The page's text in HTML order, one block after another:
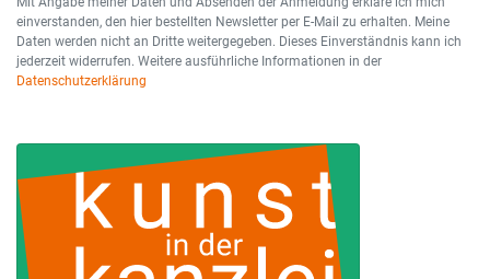
einverstanden, den hier bestellten Newsletter per E-Mail zu erhalten. Meine
Daten werden nicht an Dritte weitergegeben. Dieses Einverständnis kann ich
jederzeit widerrufen. Weitere ausführliche Informationen in der
Datenschutzerklärung